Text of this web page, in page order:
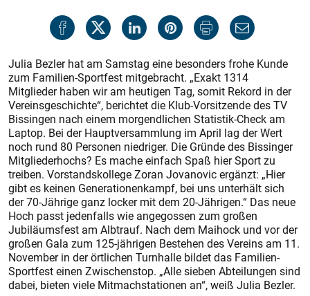
Julia Bezler hat am Samstag eine besonders frohe Kunde
zum Familien-Sportfest mitgebracht. „Exakt 1314
Mitglieder haben wir am heutigen Tag, somit Rekord in der
Vereinsgeschichte“, berichtet die Klub-Vorsitzende des TV
Bissingen nach einem morgendlichen Statistik-Check am
Laptop. Bei der Hauptversammlung im April lag der Wert
noch rund 80 Personen niedriger. Die Gründe des Bissinger
Mitgliederhochs? Es mache einfach Spaß hier Sport zu
treiben. Vorstandskollege Zoran Jovanovic ergänzt: „Hier
gibt es keinen Generationenkampf, bei uns unterhält sich
der 70-Jährige ganz locker mit dem 20-Jährigen.“ Das neue
Hoch passt jedenfalls wie angegossen zum großen
Jubiläumsfest am Albtrauf. Nach dem Maihock und vor der
großen Gala zum 125-jährigen Bestehen des Vereins am 11.
November in der örtlichen Turnhalle bildet das Familien-
Sportfest einen Zwischenstop. „Alle sieben Abteilungen sind
dabei, bieten viele Mitmachstationen an“, weiß Julia Bezler.